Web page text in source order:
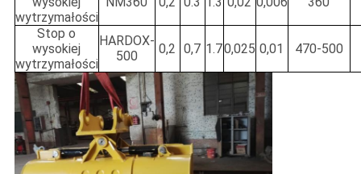
wytrzymałości
Stop o
wysokiej
wytrzymałości
HARDOX-
500
0,2 0,7 1.70,025 0,01 470-500